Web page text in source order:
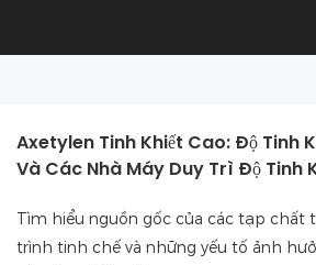
Axetylen Tinh Khiết Cao: Độ Tinh
Và Các Nhà Máy Duy Trì Độ Tinh
Tìm hiểu nguồn gốc của các tạp chất
trình tinh chế và những yếu tố ảnh